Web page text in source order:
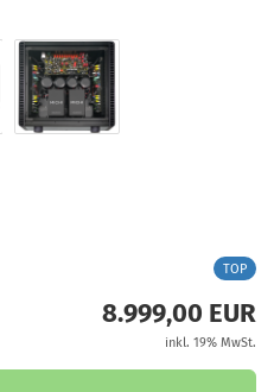
TOP
8.999,00 EUR
inkl. 19% MwSt.